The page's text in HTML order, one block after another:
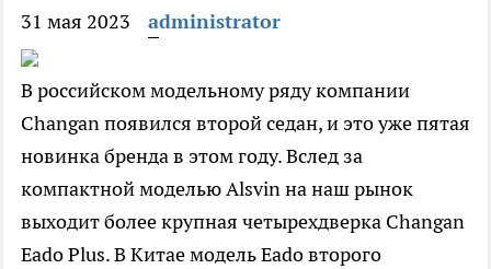
31 мая 2023 administrator
В российском модельному ряду компании
Changan появился второй седан, и это уже пятая
новинка бренда в этом году. Вслед за
компактной моделью Alsvin на наш рынок
выходит более крупная четырехдверка Changan
Eado Plus. В Китае модель Eado второго